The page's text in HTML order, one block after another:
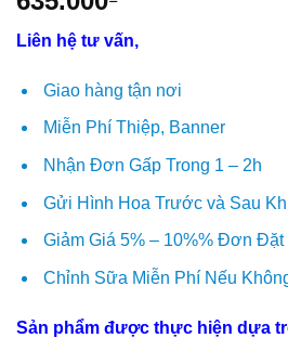
Liên hệ tư vấn,
Giao hàng tận nơi
Miễn Phí Thiệp, Banner
Nhận Đơn Gấp Trong 1 – 2h
Gửi Hình Hoa Trước và Sau
Giảm Giá 5% – 10%% Đơn Đặt
Chỉnh Sữa Miễn Phí Nếu
Sản phẩm được thực hiện dựa